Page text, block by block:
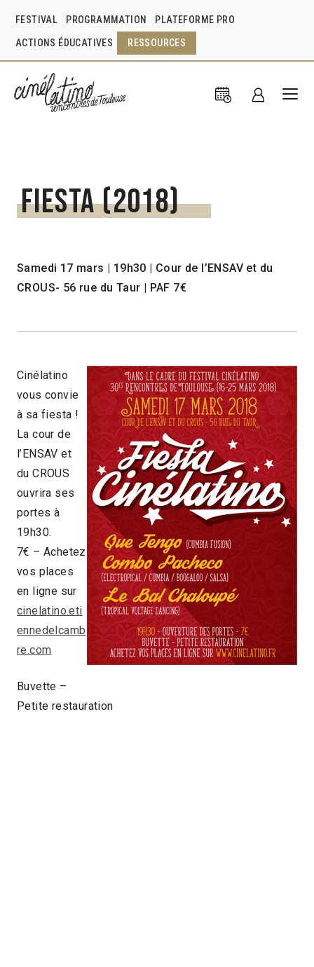
FESTIVAL PROGRAMMATION PLATEFORME PRO
ACTIONS ÉDUCATIVES RESSOURCES
Fiesta (2018)
Samedi 17 mars | 19h30 | Cour de l’ENSAV et du
CROUS- 56 rue du Taur | PAF 7€
Cinélatino
vous convie
à sa fiesta !
La cour de
l’ENSAV et
du CROUS
ouvrira ses
portes à
19h30.
7€ – Achetez
vos places
en ligne sur
cinelatino.eti
ennedelcamb
re.com
Buvette –
Petite restauration